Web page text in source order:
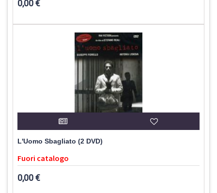
0,00 €
L'Uomo Sbagliato (2 DVD)
Fuori catalogo
0,00 €